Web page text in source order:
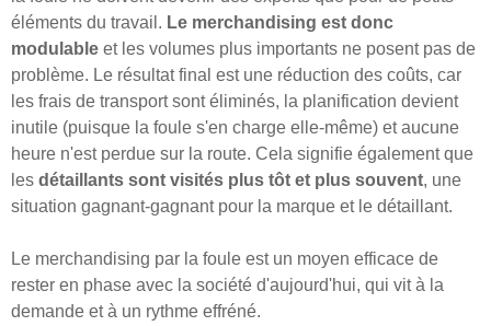
éléments du travail. Le merchandising est donc
modulable et les volumes plus importants ne posent pas de
problème. Le résultat final est une réduction des coûts, car
les frais de transport sont éliminés, la planification devient
inutile (puisque la foule s'en charge elle-même) et aucune
heure n'est perdue sur la route. Cela signifie également que
les détaillants sont visités plus tôt et plus souvent, une
situation gagnant-gagnant pour la marque et le détaillant.
Le merchandising par la foule est un moyen efficace de
rester en phase avec la société d'aujourd'hui, qui vit à la
demande et à un rythme effréné.